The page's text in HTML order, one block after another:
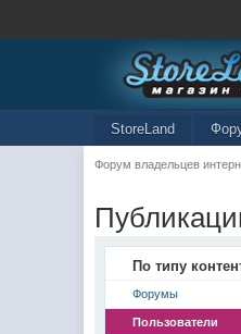
StoreLand
Форум владельцев
По типу
Форумы
Пользователи